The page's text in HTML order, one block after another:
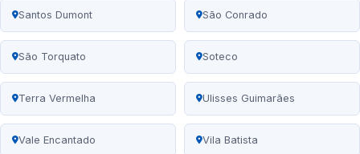
Santos Dumont São Conrado
São Torquato Soteco
Terra Vermelha Ulisses Guimarães
Vale Encantado Vila Batista